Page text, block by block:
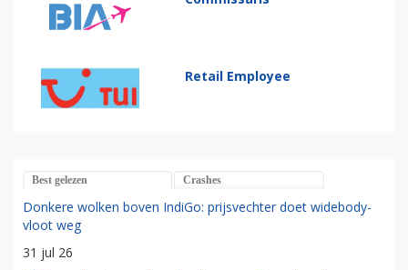
Retail Employee
Best gelezen Crashes
Donkere wolken boven IndiGo: prijsvechter doet widebody-
vloot weg
31 jul 26